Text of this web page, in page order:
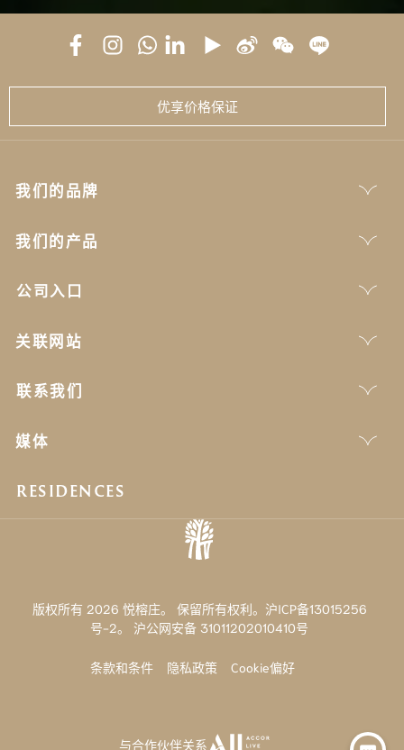
优享价格保证
我们的品牌
我们的产品
公司入口
关联网站
联系我们
媒体
RESIDENCES
版权所有 2026 悦榕庄。 保留所有权利。沪ICP备13015256
号-2。 沪公网安备 31011202010410号
条款和条件 隐私政策 Cookie偏好
与合作伙伴关系